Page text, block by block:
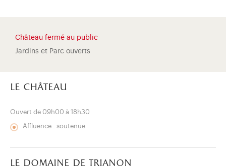
onglet)
nouvel onglet)
fenêtre modale)
de l'application (ouverture dans un nouvel onglet)
Château fermé au public
Jardins et Parc ouverts
le château
Ouvert de 09h00 à 18h30
Affluence : soutenue
le domaine de trianon